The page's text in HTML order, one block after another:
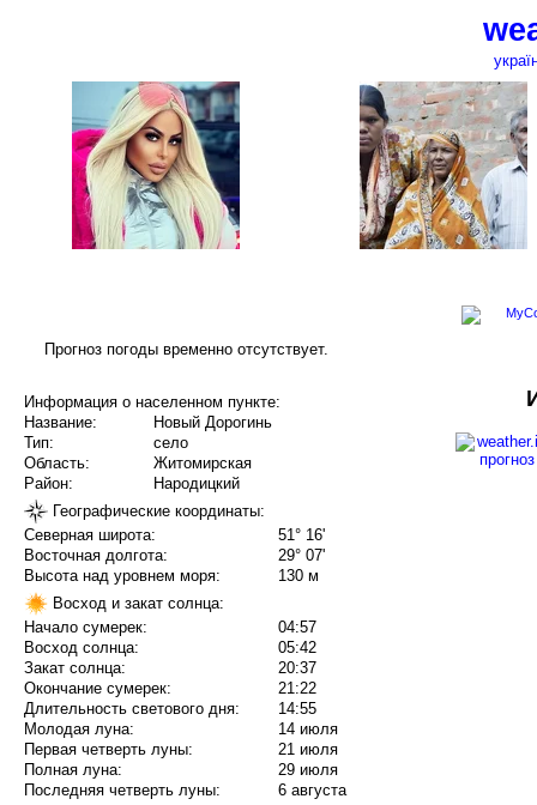
Прогноз погоды временно отсутствует.
Информация о населенном пункте:
Название:
Новый Дорогинь
Тип:
село
Область:
Житомирская
Район:
Народицкий
Географические координаты:
Северная широта:
51° 16'
Восточная долгота:
29° 07'
Высота над уровнем моря:
130 м
Восход и закат солнца:
Начало сумерек:
04:57
Восход солнца:
05:42
Закат солнца:
20:37
Окончание сумерек:
21:22
Длительность светового дня:
14:55
Молодая луна:
14 июля
Первая четверть луны:
21 июля
Полная луна:
29 июля
Последняя четверть луны:
6 августа